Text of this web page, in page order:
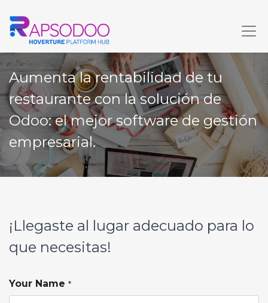
Aumenta la rentabilidad de tu
restaurante con la solución de
Odoo: el mejor software de gestión
empresarial.
¡Llegaste al lugar adecuado para lo
que necesitas!
Your Name *